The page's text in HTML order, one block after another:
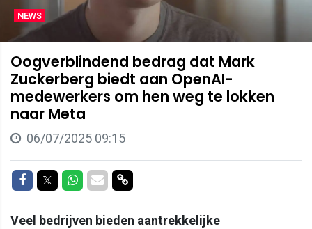
NEWS
Oogverblindend bedrag dat Mark
Zuckerberg biedt aan OpenAI-
medewerkers om hen weg te lokken
naar Meta
06/07/2025 09:15
Delen op Facebook
Delen op Twitter
Delen op Whatsapp
Delen via Mail
Delen via link
Veel bedrijven bieden aantrekkelijke